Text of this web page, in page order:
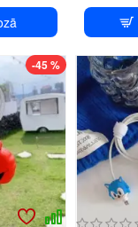
-45 %